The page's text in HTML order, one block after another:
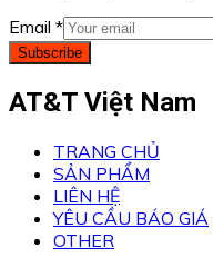
Email *
Subscribe
AT&T Việt Nam
TRANG CHỦ
SẢN PHẨM
LIÊN HỆ
YÊU CẦU BÁO GIÁ
OTHER